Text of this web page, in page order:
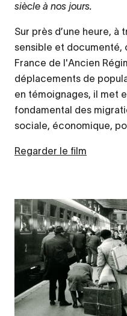
siècle à nos jours.
Sur près d’une heure,
sensible et documenté,
France de l'Ancien
déplacements de
en témoignages, il met
fondamental des
sociale, économique,
Regarder le film